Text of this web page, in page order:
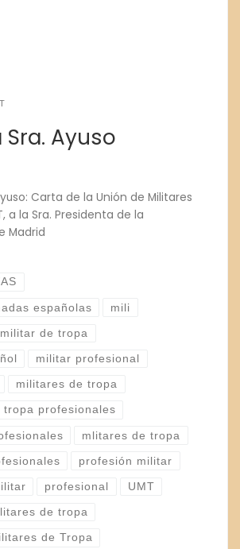
Ayuso
Carta de la Unión de Militares
a la Sra. Presidenta de la
Madrid
españolas mili
militar de tropa
militar profesional
militares de tropa
tropa profesionales
mlitares de tropa
profesión militar
profesional UMT
de tropa
de Tropa